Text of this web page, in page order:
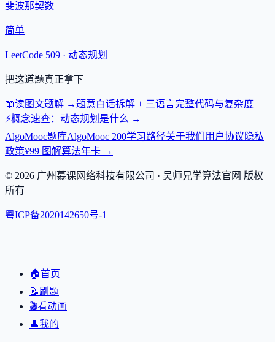
斐波那契数
简单
LeetCode 509 · 动态规划
把这道题真正拿下
📖读图文题解 →题意白话拆解 + 三语言完整代码与复杂度
⚡概念速查： 动态规划 是什么 →
AlgoMooc题库AlgoMooc 200学习路径关于我们 用户协议 隐私
政策¥99 图解算法年卡 →
© 2026 广州慕课网络科技有限公司 · 吴师兄学算法官网 版权
所有
粤ICP备2020142650号-1
🏠首页
📝刷题
🎬看动画
👤我的